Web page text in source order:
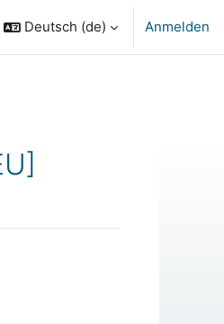
Deutsch ‎(de)‎ Anmelden